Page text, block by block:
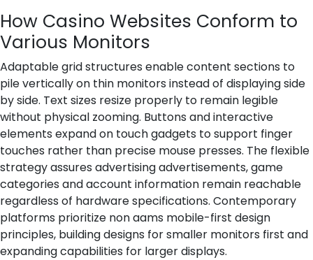
How Casino Websites Conform to
Various Monitors
Adaptable grid structures enable content sections to
pile vertically on thin monitors instead of displaying side
by side. Text sizes resize properly to remain legible
without physical zooming. Buttons and interactive
elements expand on touch gadgets to support finger
touches rather than precise mouse presses. The flexible
strategy assures advertising advertisements, game
categories and account information remain reachable
regardless of hardware specifications. Contemporary
platforms prioritize non aams mobile-first design
principles, building designs for smaller monitors first and
expanding capabilities for larger displays.